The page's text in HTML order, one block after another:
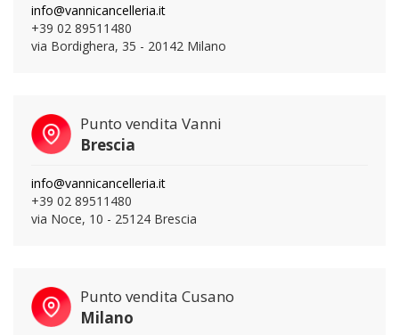
info@vannicancelleria.it
+39 02 89511480
via Bordighera, 35 - 20142 Milano
Punto vendita Vanni
Brescia
info@vannicancelleria.it
+39 02 89511480
via Noce, 10 - 25124 Brescia
Punto vendita Cusano
Milano